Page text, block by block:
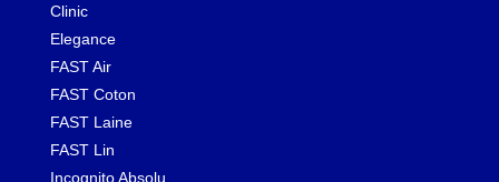
Clinic
Elegance
FAST Air
FAST Coton
FAST Laine
FAST Lin
Incognito Absolu